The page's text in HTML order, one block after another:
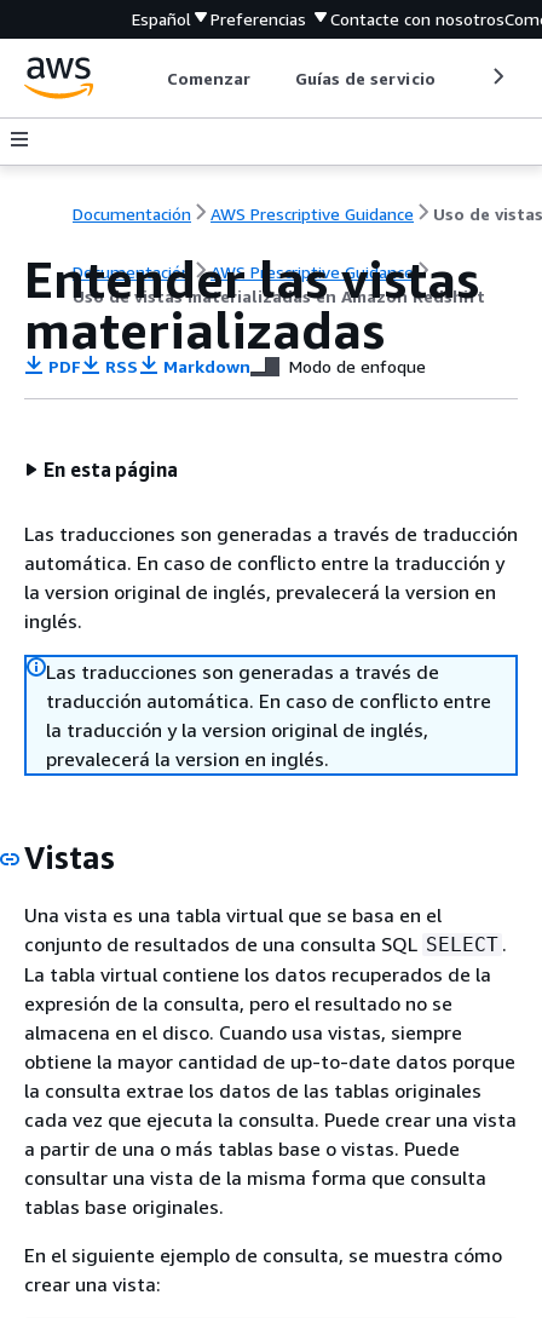
Español Preferencias Contacte con nosotros
Comenzar Guías de servicio
Documentación AWS Prescriptive Guidance
Documentación
AWS Prescriptive Guidance
Uso de vistas materializadas en Amazon Redshift
Entender las vistas
materializadas
PDF RSS Markdown Modo de enfoque
En esta página
Las traducciones son generadas a través de traducción
automática. En caso de conflicto entre la traducción y
la version original de inglés, prevalecerá la version en
inglés.
Las traducciones son generadas a través de
traducción automática. En caso de conflicto entre
la traducción y la version original de inglés,
prevalecerá la version en inglés.
Vistas
Una vista es una tabla virtual que se basa en el
conjunto de resultados de una consulta SQL SELECT .
La tabla virtual contiene los datos recuperados de la
expresión de la consulta, pero el resultado no se
almacena en el disco. Cuando usa vistas, siempre
obtiene la mayor cantidad de up-to-date datos porque
la consulta extrae los datos de las tablas originales
cada vez que ejecuta la consulta. Puede crear una vista
a partir de una o más tablas base o vistas. Puede
consultar una vista de la misma forma que consulta
tablas base originales.
En el siguiente ejemplo de consulta, se muestra cómo
crear una vista: